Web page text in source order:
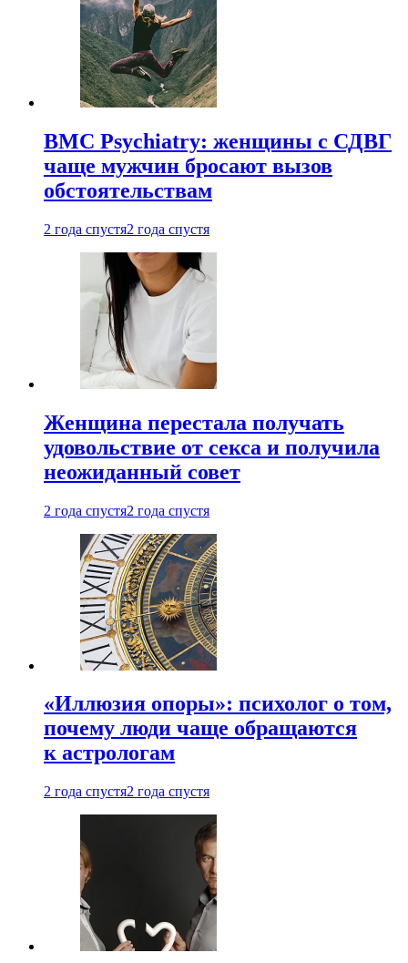
BMC Psychiatry: женщины с СДВГ
чаще мужчин бросают вызов
обстоятельствам
2 года спустя2 года спустя
Женщина перестала получать
удовольствие от секса и получила
неожиданный совет
2 года спустя2 года спустя
«Иллюзия опоры»: психолог о том,
почему люди чаще обращаются
к астрологам
2 года спустя2 года спустя